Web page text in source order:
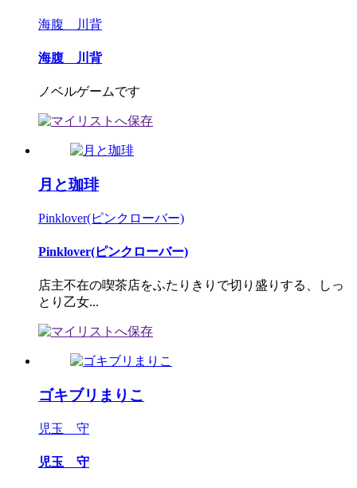
海腹 川背
海腹 川背
ノベルゲームです
月と珈琲
Pinklover(ピンクローバー)
Pinklover(ピンクローバー)
店主不在の喫茶店をふたりきりで切り盛りする、しっ
とり乙女...
ゴキブリまりこ
児玉 守
児玉 守